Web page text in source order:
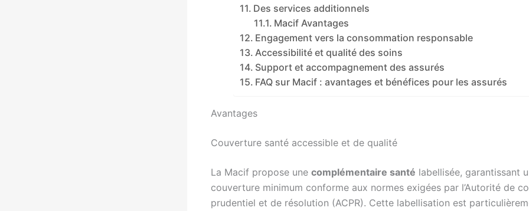
Des services additionnels
Macif Avantages
Engagement vers la consommation responsable
Accessibilité et qualité des soins
Support et accompagnement des assurés
FAQ sur Macif : avantages et bénéfices pour les assurés
Avantages
Couverture santé accessible et de qualité
La Macif propose une complémentaire santé labellisée, garantissant
couverture minimum conforme aux normes exigées par l’Autorité de
prudentiel et de résolution (ACPR). Cette labellisation est